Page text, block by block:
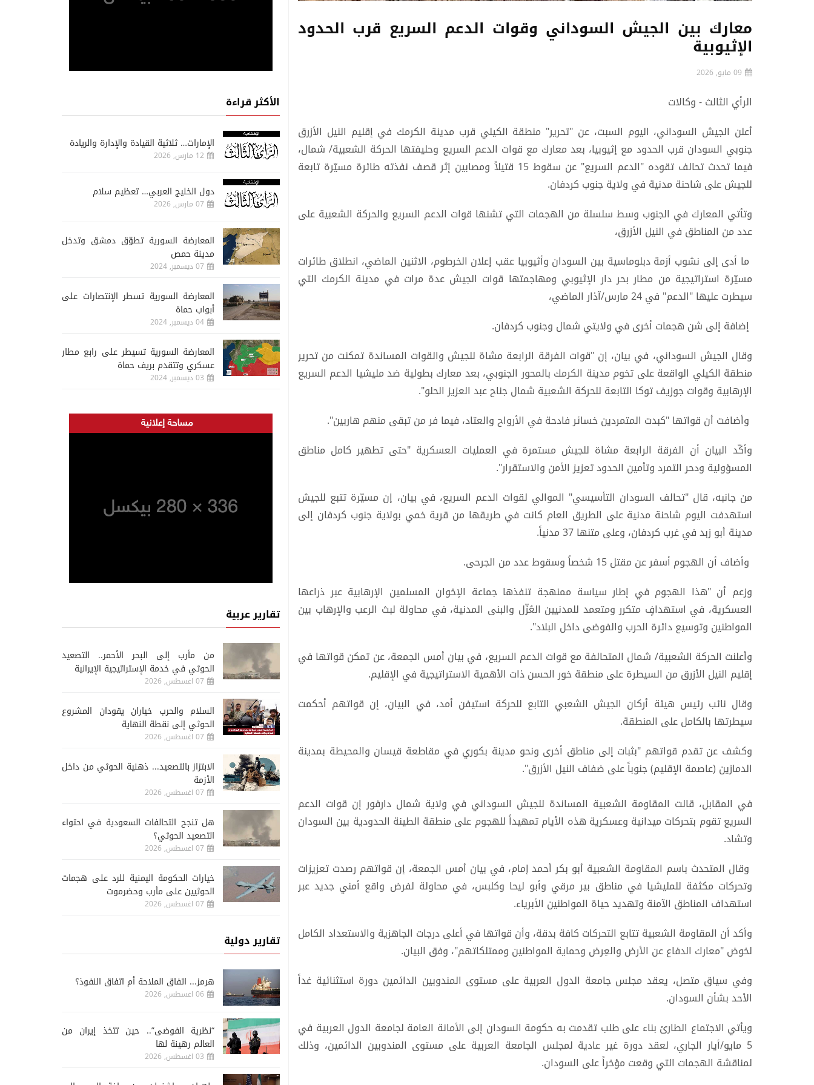
معارك بين الجيش السوداني وقوات الدعم السريع قرب الحدود
الإثيوبية
09 مايو, 2026
الرأي الثالث - وكالات
أعلن الجيش السوداني، اليوم السبت، عن "تحرير" منطقة الكيلي قرب مدينة الكرمك في إقليم النيل الأزرق
جنوبي السودان قرب الحدود مع إثيوبيا، بعد معارك مع قوات الدعم السريع وحليفتها الحركة الشعبية/ شمال،
فيما تحدث تحالف تقوده "الدعم السريع" عن سقوط 15 قتيلاً ومصابين إثر قصف نفذته طائرة مسيّرة تابعة
للجيش على شاحنة مدنية في ولاية جنوب كردفان.
وتأتي المعارك في الجنوب وسط سلسلة من الهجمات التي تشنها قوات الدعم السريع والحركة الشعبية على
عدد من المناطق في النيل الأزرق،
ما أدى إلى نشوب أزمة دبلوماسية بين السودان وأثيوبيا عقب إعلان الخرطوم، الاثنين الماضي، انطلاق طائرات
مسيّرة استراتيجية من مطار بحر دار الإثيوبي ومهاجمتها قوات الجيش عدة مرات في مدينة الكرمك التي
سيطرت عليها "الدعم" في 24 مارس/آذار الماضي،
إضافة إلى شن هجمات أخرى في ولايتي شمال وجنوب كردفان.
وقال الجيش السوداني، في بيان، إن "قوات الفرقة الرابعة مشاة للجيش والقوات المساندة تمكنت من تحرير
منطقة الكيلي الواقعة على تخوم مدينة الكرمك بالمحور الجنوبي، بعد معارك بطولية ضد مليشيا الدعم السريع
الإرهابية وقوات جوزيف توكا التابعة للحركة الشعبية شمال جناح عبد العزيز الحلو".
وأضافت أن قواتها "كبدت المتمردين خسائر فادحة في الأرواح والعتاد، فيما فر من تبقى منهم هاربين".
وأكّد البيان أن الفرقة الرابعة مشاة للجيش مستمرة في العمليات العسكرية "حتى تطهير كامل مناطق
المسؤولية ودحر التمرد وتأمين الحدود تعزيز الأمن والاستقرار".
من جانبه، قال "تحالف السودان التأسيسي" الموالي لقوات الدعم السريع، في بيان، إن مسيّرة تتبع للجيش
استهدفت اليوم شاحنة مدنية على الطريق العام كانت في طريقها من قرية خمي بولاية جنوب كردفان إلى
مدينة أبو زبد في غرب كردفان، وعلى متنها 37 مدنياً.
وأضاف أن الهجوم أسفر عن مقتل 15 شخصاً وسقوط عدد من الجرحى.
وزعم أن "هذا الهجوم في إطار سياسة ممنهجة تنفذها جماعة الإخوان المسلمين الإرهابية عبر ذراعها
العسكرية، في استهدافٍ متكرر ومتعمد للمدنيين العُزّل والبنى المدنية، في محاولة لبث الرعب والإرهاب بين
المواطنين وتوسيع دائرة الحرب والفوضى داخل البلاد".
وأعلنت الحركة الشعبية/ شمال المتحالفة مع قوات الدعم السريع، في بيان أمس الجمعة، عن تمكن قواتها في
إقليم النيل الأزرق من السيطرة على منطقة خور الحسن ذات الأهمية الاستراتيجية في الإقليم.
وقال نائب رئيس هيئة أركان الجيش الشعبي التابع للحركة استيفن أمد، في البيان، إن قواتهم أحكمت
سيطرتها بالكامل على المنطقة.
وكشف عن تقدم قواتهم "بثبات إلى مناطق أخرى ونحو مدينة بكوري في مقاطعة قيسان والمحيطة بمدينة
الدمازين (عاصمة الإقليم) جنوباً على ضفاف النيل الأزرق".
في المقابل، قالت المقاومة الشعبية المساندة للجيش السوداني في ولاية شمال دارفور إن قوات الدعم
السريع تقوم بتحركات ميدانية وعسكرية هذه الأيام تمهيداً للهجوم على منطقة الطينة الحدودية بين السودان
وتشاد.
وقال المتحدث باسم المقاومة الشعبية أبو بكر أحمد إمام، في بيان أمس الجمعة، إن قواتهم رصدت تعزيزات
وتحركات مكثفة للمليشيا في مناطق بير مرقي وأبو ليحا وكلبس، في محاولة لفرض واقع أمني جديد عبر
استهداف المناطق الآمنة وتهديد حياة المواطنين الأبرياء.
وأكد أن المقاومة الشعبية تتابع التحركات كافة بدقة، وأن قواتها في أعلى درجات الجاهزية والاستعداد الكامل
لخوض "معارك الدفاع عن الأرض والعِرض وحماية المواطنين وممتلكاتهم"، وفق البيان.
وفي سياق متصل، يعقد مجلس جامعة الدول العربية على مستوى المندوبين الدائمين دورة استثنائية غداً
الأحد بشأن السودان.
ويأتي الاجتماع الطارئ بناء على طلب تقدمت به حكومة السودان إلى الأمانة العامة لجامعة الدول العربية في
5 مايو/أيار الجاري، لعقد دورة غير عادية لمجلس الجامعة العربية على مستوى المندوبين الدائمين، وذلك
لمناقشة الهجمات التي وقعت مؤخراً على السودان.
الأكثر قراءة
الإمارات… ثلاثية القيادة والإدارة والريادة
12 مارس, 2026
دول الخليج العربي… تعظيم سلام
07 مارس, 2026
المعارضة السورية تطوّق دمشق وتدخل
مدينة حمص
07 ديسمبر, 2024
المعارضة السورية تسطر الإنتصارات على
أبواب حماة
04 ديسمبر, 2024
المعارضة السورية تسيطر على رابع مطار
عسكري وتتقدم بريف حماة
03 ديسمبر, 2024
تقارير عربية
من مأرب إلى البحر الأحمر.. التصعيد
الحوثي في خدمة الإستراتيجية الإيرانية
07 اغسطس, 2026
السلام والحرب خياران يقودان المشروع
الحوثي إلى نقطة النهاية
07 اغسطس, 2026
الابتزاز بالتصعيد... ذهنية الحوثي من داخل
الأزمة
07 اغسطس, 2026
هل تنجح التحالفات السعودية في احتواء
التصعيد الحوثي؟
07 اغسطس, 2026
خيارات الحكومة اليمنية للرد على هجمات
الحوثيين على مأرب وحضرموت
07 اغسطس, 2026
تقارير دولية
هرمز... اتفاق الملاحة أم اتفاق النفوذ؟
06 اغسطس, 2026
“نظرية الفوضى”.. حين تتخذ إيران من
العالم رهينة لها
03 اغسطس, 2026